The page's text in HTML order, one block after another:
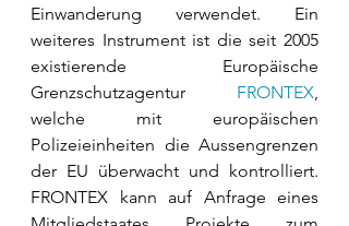
Einwanderung verwendet. Ein
weiteres Instrument ist die seit 2005
existierende Europäische
Grenzschutzagentur FRONTEX,
welche mit europäischen
Polizeieinheiten die Aussengrenzen
der EU überwacht und kontrolliert.
FRONTEX kann auf Anfrage eines